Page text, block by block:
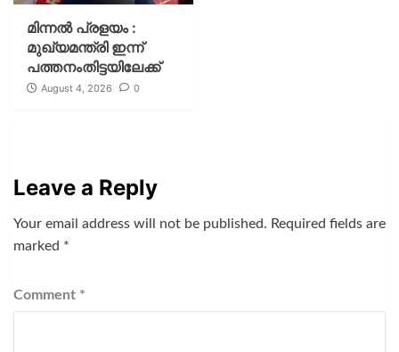
മിന്നല്‍ പ്രളയം :
മുഖ്യമന്ത്രി ഇന്ന്
പത്തനംതിട്ടയിലേക്ക്
August 4, 2026 0
Leave a Reply
Your email address will not be published. Required fields are
marked *
Comment *